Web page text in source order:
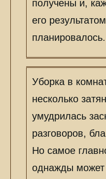
получены и,
его
планировалось.
Уборка в
несколько
умудрилась
разговоров,
Но самое
однажды может